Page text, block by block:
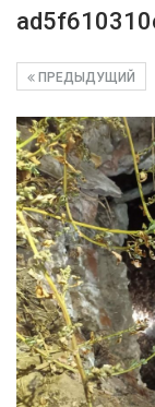
ПРЕДЫДУЩИЙ